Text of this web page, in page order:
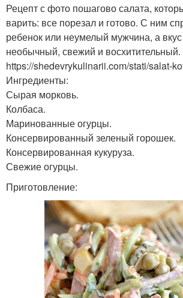
Рецепт с фото пошагово салата,
варить: все порезал и готово. С ним
ребенок или неумелый мужчина, а вкус
необычный, свежий и восхитительный.
https://shedevrykulinarii.com/stati/salat-
Ингредиенты:
Сырая морковь.
Колбаса.
Маринованные огурцы.
Консервированный зеленый горошек.
Консервированная кукуруза.
Свежие огурцы.
Приготовление: